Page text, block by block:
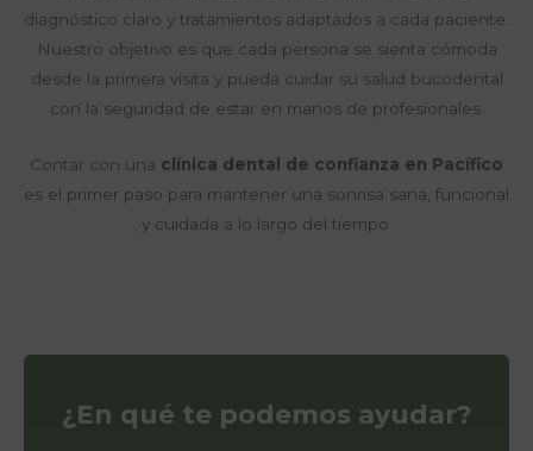
diagnóstico claro y tratamientos adaptados a cada paciente.
Nuestro objetivo es que cada persona se sienta cómoda
desde la primera visita y pueda cuidar su salud bucodental
con la seguridad de estar en manos de profesionales.
Contar con una clínica dental de confianza en Pacífico
es el primer paso para mantener una sonrisa sana, funcional
y cuidada a lo largo del tiempo.
¿En qué te podemos ayudar?